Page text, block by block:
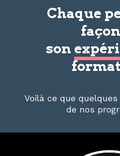
Chaque
son
Voilà ce que
de nos